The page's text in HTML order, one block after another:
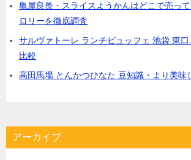
亀屋良長・スライスようかんはどこで売っ
ロリーを徹底調査
サルヴァトーレ ランチビュッフェ 池袋 東
比較
高田馬場 とんかつひなた 豆知識・より美味
アーカイブ